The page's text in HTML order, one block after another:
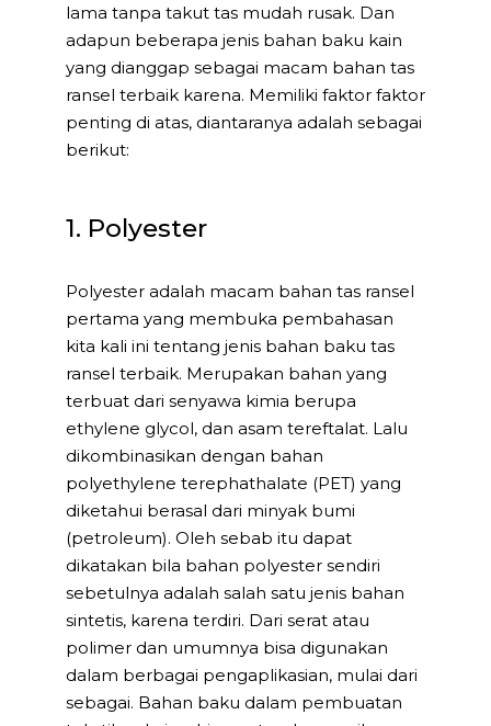
lama tanpa takut tas mudah rusak. Dan
adapun beberapa jenis bahan baku kain
yang dianggap sebagai macam bahan tas
ransel terbaik karena. Memiliki faktor faktor
penting di atas, diantaranya adalah sebagai
berikut:
1. Polyester
Polyester adalah macam bahan tas ransel
pertama yang membuka pembahasan
kita kali ini tentang jenis bahan baku tas
ransel terbaik. Merupakan bahan yang
terbuat dari senyawa kimia berupa
ethylene glycol, dan asam tereftalat. Lalu
dikombinasikan dengan bahan
polyethylene terephathalate (PET) yang
diketahui berasal dari minyak bumi
(petroleum). Oleh sebab itu dapat
dikatakan bila bahan polyester sendiri
sebetulnya adalah salah satu jenis bahan
sintetis, karena terdiri. Dari serat atau
polimer dan umumnya bisa digunakan
dalam berbagai pengaplikasian, mulai dari
sebagai. Bahan baku dalam pembuatan